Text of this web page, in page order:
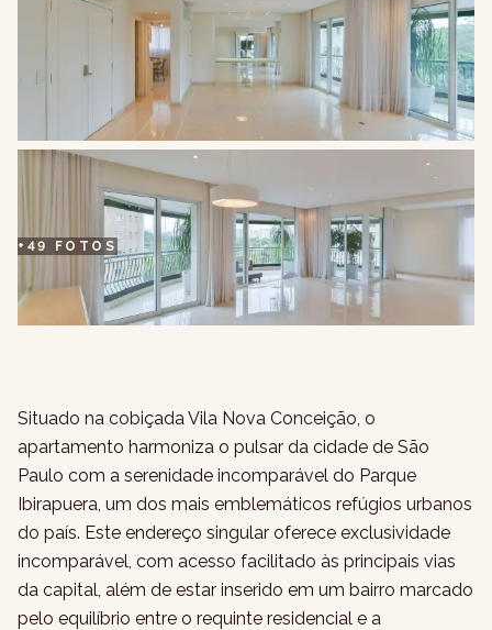
+ 49 FOTOS
Situado na cobiçada Vila Nova Conceição, o
apartamento harmoniza o pulsar da cidade de São
Paulo com a serenidade incomparável do Parque
Ibirapuera, um dos mais emblemáticos refúgios urbanos
do país. Este endereço singular oferece exclusividade
incomparável, com acesso facilitado às principais vias
da capital, além de estar inserido em um bairro marcado
pelo equilíbrio entre o requinte residencial e a